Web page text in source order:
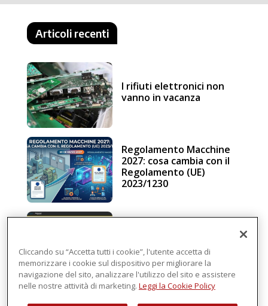
Articoli recenti
I rifiuti elettronici non
vanno in vacanza
Regolamento Macchine
2027: cosa cambia con il
Regolamento (UE)
2023/1230
intelligenza in cloud
Cliccando su “Accetta tutti i cookie”, l'utente accetta di
memorizzare i cookie sul dispositivo per migliorare la
navigazione del sito, analizzare l'utilizzo del sito e assistere
nelle nostre attività di marketing. Leggi la Cookie Policy